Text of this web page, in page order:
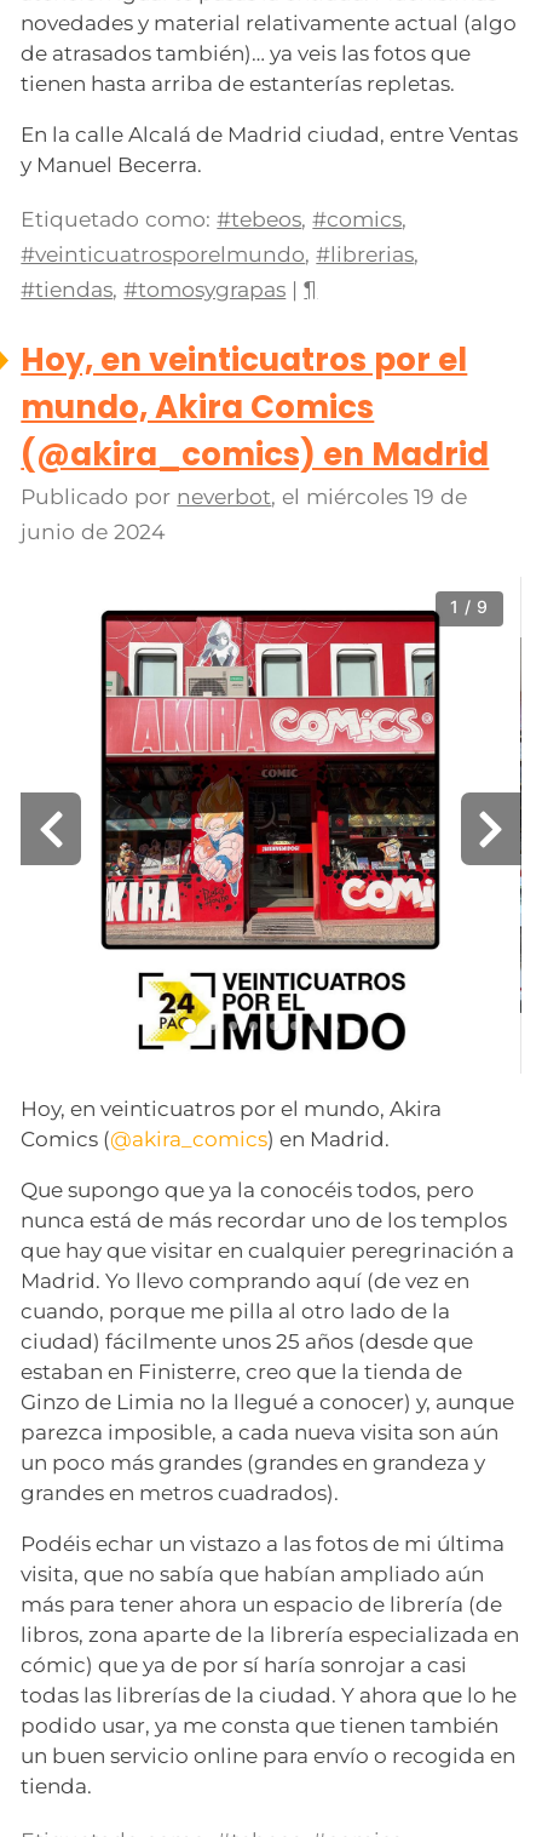
novedades y material relativamente actual (algo
de atrasados también)… ya veis las fotos que
tienen hasta arriba de estanterías repletas.
En la calle Alcalá de Madrid ciudad, entre Ventas
y Manuel Becerra.
Etiquetado como: #tebeos,#comics,
#veinticuatrosporelmundo,#librerias,
#tiendas,#tomosygrapas |¶
Hoy, en veinticuatros por el
mundo, Akira Comics
(@akira_comics) en Madrid
Publicado por neverbot, el miércoles 19 de
junio de 2024
1 / 9
Hoy, en veinticuatros por el mundo, Akira
Comics (@akira_comics) en Madrid.
Que supongo que ya la conocéis todos, pero
nunca está de más recordar uno de los templos
que hay que visitar en cualquier peregrinación a
Madrid. Yo llevo comprando aquí (de vez en
cuando, porque me pilla al otro lado de la
ciudad) fácilmente unos 25 años (desde que
estaban en Finisterre, creo que la tienda de
Ginzo de Limia no la llegué a conocer) y, aunque
parezca imposible, a cada nueva visita son aún
un poco más grandes (grandes en grandeza y
grandes en metros cuadrados).
Podéis echar un vistazo a las fotos de mi última
visita, que no sabía que habían ampliado aún
más para tener ahora un espacio de librería (de
libros, zona aparte de la librería especializada en
cómic) que ya de por sí haría sonrojar a casi
todas las librerías de la ciudad. Y ahora que lo he
podido usar, ya me consta que tienen también
un buen servicio online para envío o recogida en
tienda.